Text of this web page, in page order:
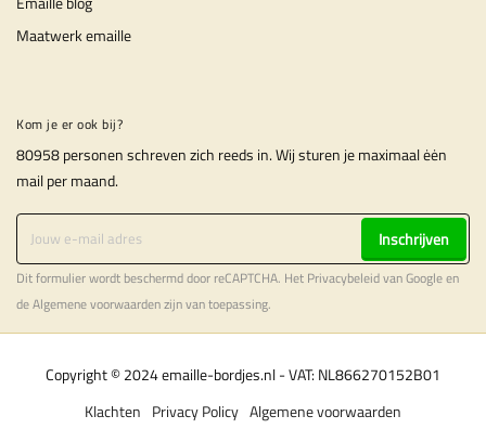
Maatwerk emaille
Kom je er ook bij?
80958 personen schreven zich reeds in. Wij sturen je maximaal ėėn
mail per maand.
Inschrijven
Dit formulier wordt beschermd door reCAPTCHA. Het Privacybeleidvan Google en
deAlgemene voorwaardenzijn van toepassing.
Copyright © 2024 emaille-bordjes.nl - VAT: NL866270152B01
Algemene voorwaarden
Privacy Policy
Klachten